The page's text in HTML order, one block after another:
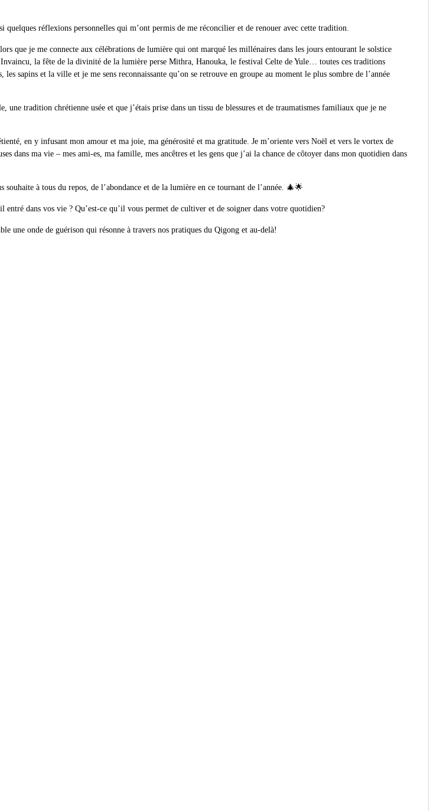
réflexions personnelles qui m’ont permis de me réconcilier et de renouer avec cette tradition.
que je me connecte aux célébrations de lumière qui ont marqué les millénaires dans les jours entourant le solstice
la fête de la divinité de la lumière perse Mithra, Hanouka, le festival Celte de Yule… toutes ces traditions
sapins et la ville et je me sens reconnaissante qu’on se retrouve en groupe au moment le plus sombre de l’année
une tradition chrétienne usée et que j’étais prise dans un tissu de blessures et de traumatismes familiaux que je ne
en y infusant mon amour et ma joie, ma générosité et ma gratitude. Je m’oriente vers Noël et vers le vortex de
dans ma vie – mes ami-es, ma famille, mes ancêtres et les gens que j’ai la chance de côtoyer dans mon quotidien dans
à tous du repos, de l’abondance et de la lumière en ce tournant de l’année. 🎄🌟
dans vos vie ? Qu’est-ce qu’il vous permet de cultiver et de soigner dans votre quotidien?
une onde de guérison qui résonne à travers nos pratiques du Qigong et au-delà!